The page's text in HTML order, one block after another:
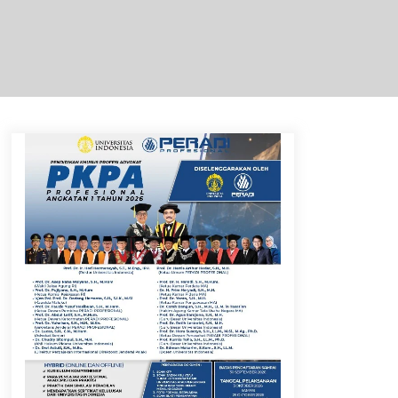
Rp30 Juta
Pemkot Cilegon Sampaikan
Rancangan KUA PPAS 2027,
Pendapatan Ditarget Rp2,03
Triliun
5 Agustus 2026
Mengenal Lebih Dekat: H.
Salbini, Tokoh Tangsel
Penjaga Nilai dan Pembangun
Harapan Warga Pamulang
5 Agustus 2026